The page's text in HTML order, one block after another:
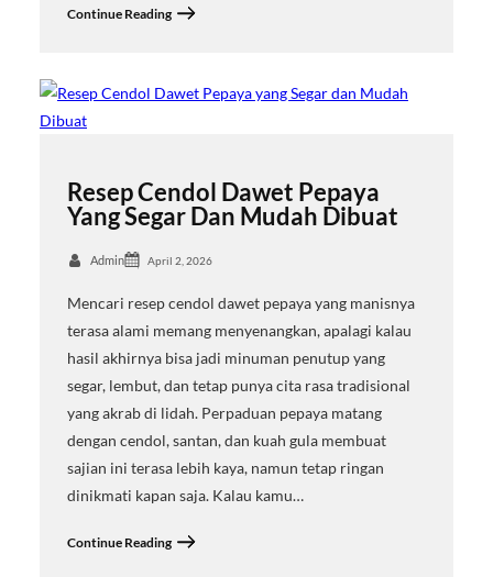
Continue Reading
Resep Cendol Dawet Pepaya
Yang Segar Dan Mudah Dibuat
Admin April 2, 2026
Mencari resep cendol dawet pepaya yang manisnya
terasa alami memang menyenangkan, apalagi kalau
hasil akhirnya bisa jadi minuman penutup yang
segar, lembut, dan tetap punya cita rasa tradisional
yang akrab di lidah. Perpaduan pepaya matang
dengan cendol, santan, dan kuah gula membuat
sajian ini terasa lebih kaya, namun tetap ringan
dinikmati kapan saja. Kalau kamu…
Continue Reading